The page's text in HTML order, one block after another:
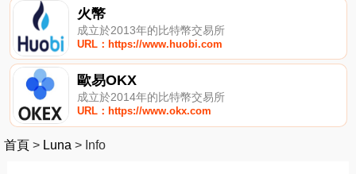
火幣
成立於2013年的比特幣交易所
URL：https://www.huobi.com
歐易OKX
成立於2014年的比特幣交易所
URL：https://www.okx.com
首頁 > Luna > Info